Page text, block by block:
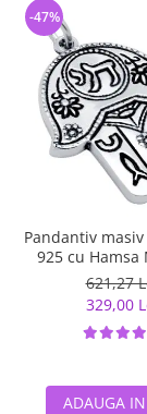
Pandantiv
925 cu Hamsa
Fatima
621,27
329,00
-47%
ADAUGA